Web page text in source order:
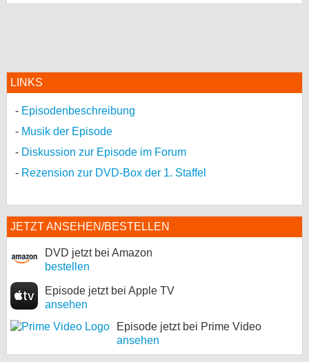
LINKS
Episodenbeschreibung
Musik der Episode
Diskussion zur Episode im Forum
Rezension zur DVD-Box der 1. Staffel
JETZT ANSEHEN/BESTELLEN
DVD jetzt bei Amazon
bestellen
Episode jetzt bei Apple TV
ansehen
Episode jetzt bei Prime Video
ansehen